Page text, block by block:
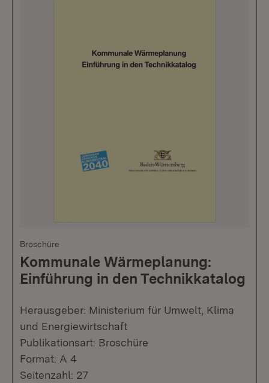
Broschüre
Kommunale Wärmeplanung:
Einführung in den Technikkatalog
Herausgeber: Ministerium für Umwelt, Klima
und Energiewirtschaft
Publikationsart: Broschüre
Format: A 4
Seitenzahl: 27